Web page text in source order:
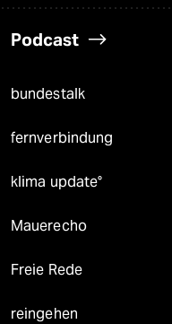
Podcast
bundestalk
fernverbindung
klima update°
Mauerecho
Freie Rede
reingehen